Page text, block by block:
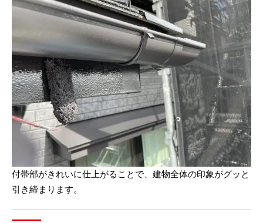
付帯部がきれいに仕上がることで、建物全体の印象がグッと
引き締まります。